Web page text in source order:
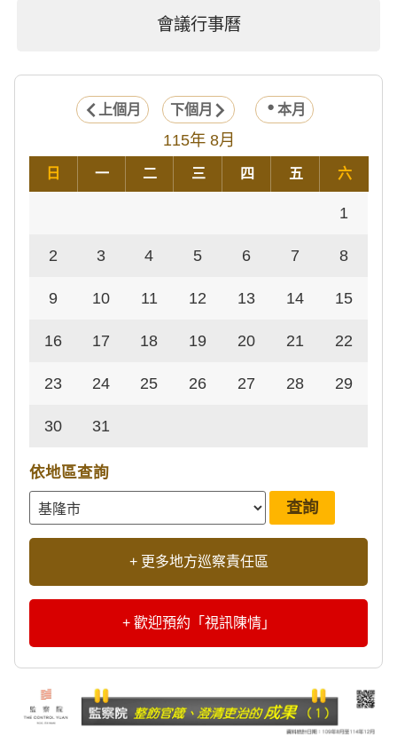
會議行事曆
上個月 下個月 本月
115年 8月
日 一 二 三 四 五 六
1
2 3 4 5 6 7 8
9 10 11 12 13 14 15
16 17 18 19 20 21 22
23 24 25 26 27 28 29
30 31
依地區查詢
+ 更多地方巡察責任區
+ 歡迎預約「視訊陳情」